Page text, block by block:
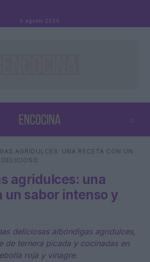
6 agosto 2026
⌕
⌕ ×
AGRIDULCES: UNA RECETA CON UN
agridulces: una
un sabor intenso y
deliciosas albóndigas agridulces,
de ternera picada y cocinadas en
roja y vinagre.